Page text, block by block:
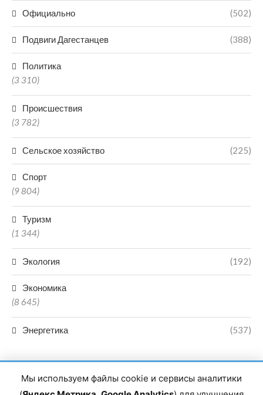
Официально (502)
Подвиги Дагестанцев (388)
Политика
(3 310)
Происшествия
(3 782)
Сельское хозяйство (225)
Спорт
(9 804)
Туризм
(1 344)
Экология (192)
Экономика
(8 645)
Энергетика (537)
Мы используем файлы cookie и сервисы аналитики